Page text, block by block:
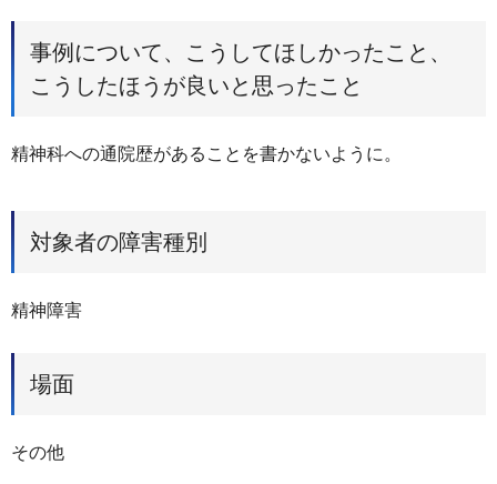
事例について、こうしてほしかったこと、
こうしたほうが良いと思ったこと
精神科への通院歴があることを書かないように。
対象者の障害種別
精神障害
場面
その他